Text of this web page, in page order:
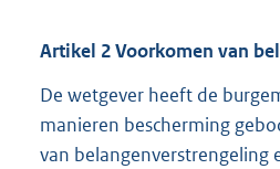
Artikel 2Voorkomen van
De wetgever heeft de
manieren bescherming
van belangenverstrengeling